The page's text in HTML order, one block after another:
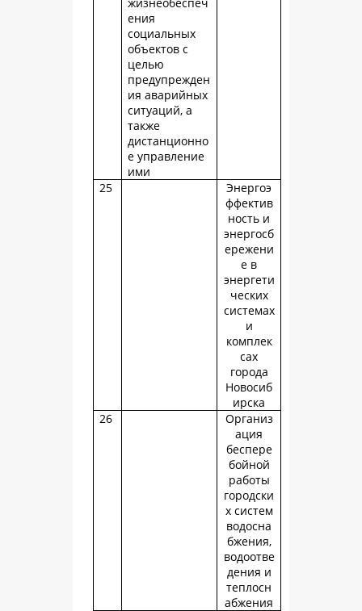
ения
социальных
объектов с
целью
предупрежден
ия аварийных
ситуаций, а
также
дистанционно
е управление
ими
25
Энергоэ
ффектив
ность и
энергосб
ережени
е в
энергети
ческих
системах
и
комплек
сах
города
Новосиб
ирска
26
Организ
ация
беспере
бойной
работы
городски
х систем
водосна
бжения,
водоотве
дения и
теплосн
абжения